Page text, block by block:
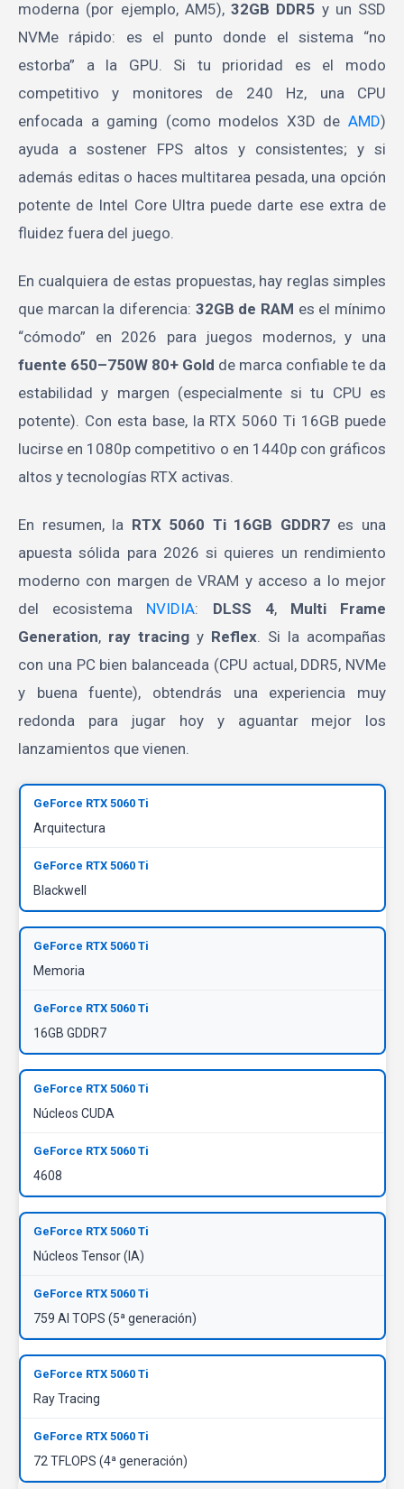
moderna (por ejemplo, AM5), 32GB DDR5 y un SSD
NVMe rápido: es el punto donde el sistema “no
estorba” a la GPU. Si tu prioridad es el modo
competitivo y monitores de 240 Hz, una CPU
enfocada a gaming (como modelos X3D de AMD)
ayuda a sostener FPS altos y consistentes; y si
además editas o haces multitarea pesada, una opción
potente de Intel Core Ultra puede darte ese extra de
fluidez fuera del juego.
En cualquiera de estas propuestas, hay reglas simples
que marcan la diferencia: 32GB de RAM es el mínimo
“cómodo” en 2026 para juegos modernos, y una
fuente 650–750W 80+ Gold de marca confiable te da
estabilidad y margen (especialmente si tu CPU es
potente). Con esta base, la RTX 5060 Ti 16GB puede
lucirse en 1080p competitivo o en 1440p con gráficos
altos y tecnologías RTX activas.
En resumen, la RTX 5060 Ti 16GB GDDR7es una
apuesta sólida para 2026 si quieres un rendimiento
moderno con margen de VRAM y acceso a lo mejor
del ecosistema NVIDIA: DLSS 4, Multi Frame
Generation, ray tracing y Reflex. Si la acompañas
con una PC bien balanceada (CPU actual, DDR5, NVMe
y buena fuente), obtendrás una experiencia muy
redonda para jugar hoy y aguantar mejor los
lanzamientos que vienen.
Arquitectura
Blackwell
Memoria
16GB GDDR7
Núcleos CUDA
4608
Núcleos Tensor (IA)
759 AI TOPS (5ª generación)
Ray Tracing
72 TFLOPS (4ª generación)